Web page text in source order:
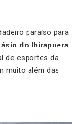
paraíso para
do Ibirapuera.
de esportes da
muito além das